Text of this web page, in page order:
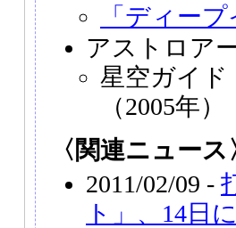
「ディー
アストロア
星空ガイド
（2005年）
〈関連ニュース
2011/02/09 -
ト」、14日